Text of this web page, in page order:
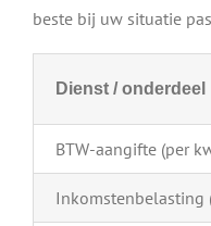
beste bij uw situatie
Dienst / onderdeel
BTW-aangifte (per
Inkomstenbelasting